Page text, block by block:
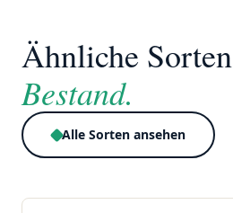
Ähnliche Sorten
Bestand.
Alle Sorten ansehen